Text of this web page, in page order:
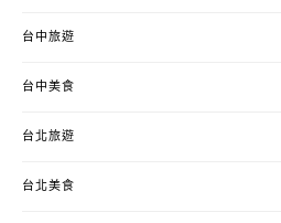
台中旅遊
台中美食
台北旅遊
台北美食